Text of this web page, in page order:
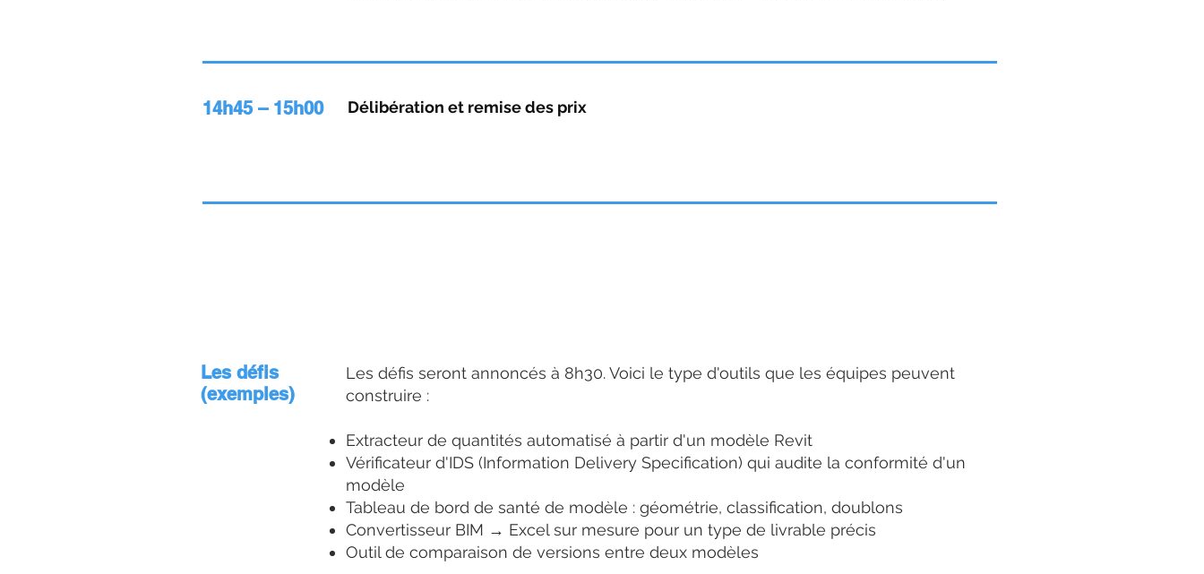
14h45 – 15h00 Délibération et remise des prix
Les défis
(exemples)
Les défis seront annoncés à 8h30. Voici le type d'outils que les équipes peuvent
construire :
Extracteur de quantités automatisé à partir d'un modèle Revit
Vérificateur d'IDS (Information Delivery Specification) qui audite la conformité d'un
modèle
Tableau de bord de santé de modèle : géométrie, classification, doublons
Convertisseur BIM → Excel sur mesure pour un type de livrable précis
Outil de comparaison de versions entre deux modèles